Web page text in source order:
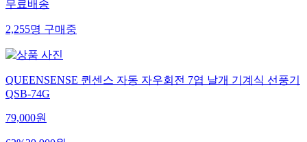
무료배송
2,255명구매중
QUEENSENSE 퀸센스 자동 자우회전 7엽 날개 기계식 선풍기
QSB-74G
79,000원